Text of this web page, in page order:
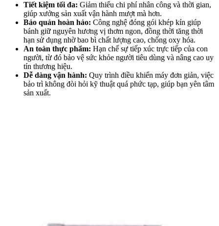
Tiết kiệm tối đa: Giảm thiểu chi phí nhân công và thời gian,
giúp xưởng sản xuất vận hành mượt mà hơn.
Bảo quản hoàn hảo: Công nghệ đóng gói khép kín giúp
bánh giữ nguyên hương vị thơm ngon, đồng thời tăng thời
hạn sử dụng nhờ bao bì chất lượng cao, chống oxy hóa.
An toàn thực phẩm: Hạn chế sự tiếp xúc trực tiếp của con
người, từ đó bảo vệ sức khỏe người tiêu dùng và nâng cao uy
tín thương hiệu.
Dễ dàng vận hành: Quy trình điều khiển máy đơn giản, việc
bảo trì không đòi hỏi kỹ thuật quá phức tạp, giúp bạn yên tâm
sản xuất.